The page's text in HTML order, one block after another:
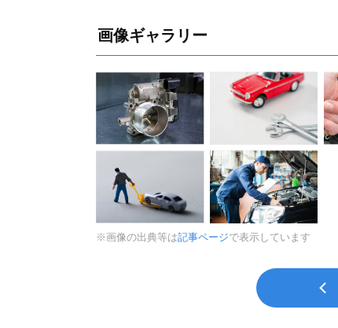
画像ギャラリー
※画像の出典等は記事ページで表示しています